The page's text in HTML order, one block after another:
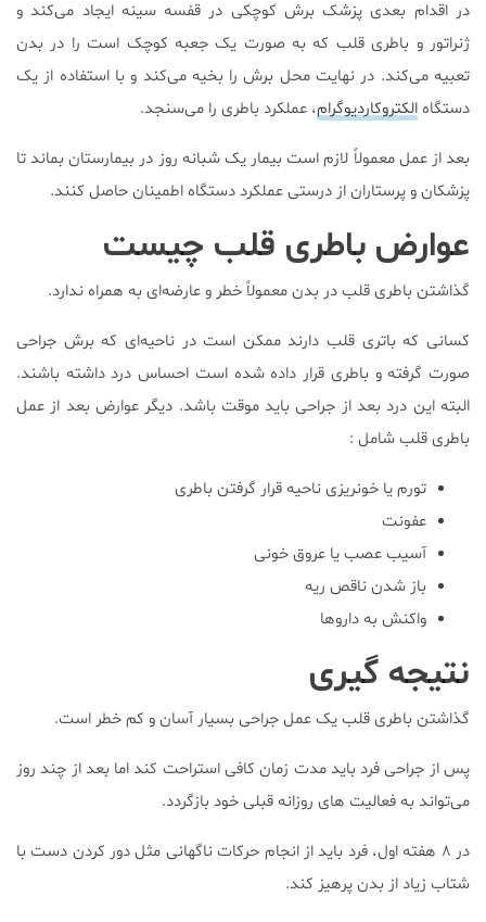
در اقدام بعدی پزشک برش کوچکی در قفسه سینه ایجاد می‌کند و
ژنراتور و باطری قلب که به صورت یک جعبه کوچک است را در بدن
تعبیه می‌کند. در نهایت محل برش را بخیه می‌کند و با استفاده از یک
دستگاه الکتروکاردیوگرام، عملکرد باطری را می‌سنجد.
بعد از عمل معمولاً لازم است بیمار یک شبانه روز در بیمارستان بماند تا
پزشکان و پرستاران از درستی عملکرد دستگاه اطمینان حاصل کنند.
عوارض باطری قلب چیست
گذاشتن باطری قلب در بدن معمولاً خطر و عارضه‌ای به همراه ندارد.
کسانی که باتری قلب دارند ممکن است در ناحیه‌ای که برش جراحی
صورت گرفته و باطری قرار داده شده است احساس درد داشته باشند.
البته این درد بعد از جراحی باید موقت باشد. دیگر عوارض بعد از عمل
باطری قلب شامل :
تورم یا خونریزی ناحیه قرار گرفتن باطری
عفونت
آسیب عصب یا عروق خونی
باز شدن ناقص ریه
واکنش به داروها
نتیجه گیری
گذاشتن باطری قلب یک عمل جراحی بسیار آسان و کم خطر است.
پس از جراحی فرد باید مدت زمان کافی استراحت کند اما بعد از چند روز
می‌تواند به فعالیت های روزانه قبلی خود بازگردد.
در ۸ هفته اول، فرد باید از انجام حرکات ناگهانی مثل دور کردن دست با
شتاب زیاد از بدن پرهیز کند.